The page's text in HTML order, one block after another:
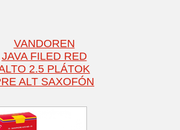
VANDOREN
JAVA FILED RED
2.5 PLÁTOK
ALT SAXOFÓN